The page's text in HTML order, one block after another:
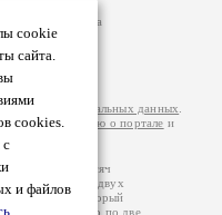
cookie
сайта.
cookies.
с
и файлов
авторам
возможна
можете
за
на
персональных данных
информацию о портале и
порядка 200 тысяч
более двух
который
графе указано по две